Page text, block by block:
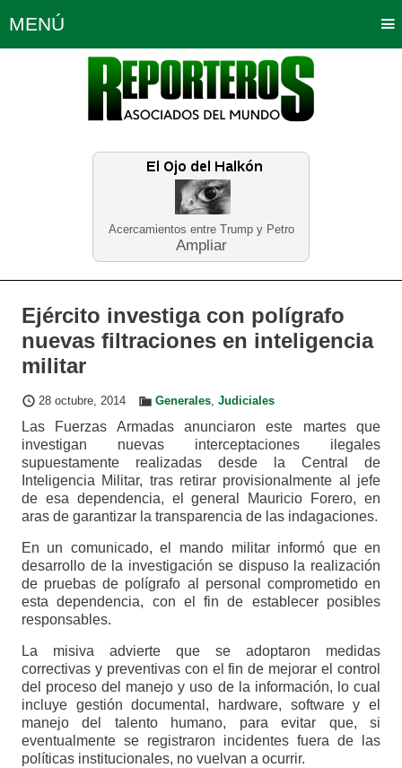
Acercamientos entre Trump y Petro
Ampliar
MENÚ
Política Opinión Bogotá
Planeta Tierra Deportes
Educación Neira
Ejército investiga con polígrafo
nuevas filtraciones en inteligencia
militar
28 octubre, 2014 Generales, Judiciales
Las Fuerzas Armadas anunciaron este martes que
investigan nuevas interceptaciones ilegales
supuestamente realizadas desde la Central de
Inteligencia Militar, tras retirar provisionalmente al jefe
de esa dependencia, el general Mauricio Forero, en
aras de garantizar la transparencia de las indagaciones.
En un comunicado, el mando militar informó que en
desarrollo de la investigación se dispuso la realización
de pruebas de polígrafo al personal comprometido en
esta dependencia, con el fin de establecer posibles
responsables.
La misiva advierte que se adoptaron medidas
correctivas y preventivas con el fin de mejorar el control
del proceso del manejo y uso de la información, lo cual
incluye gestión documental, hardware, software y el
manejo del talento humano, para evitar que, si
eventualmente se registraron incidentes fuera de las
políticas institucionales, no vuelvan a ocurrir.